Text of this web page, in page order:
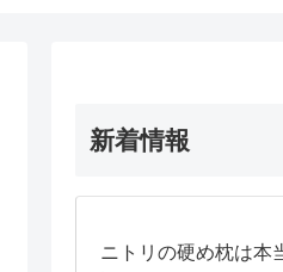
新着情報
ニトリの硬め枕は本